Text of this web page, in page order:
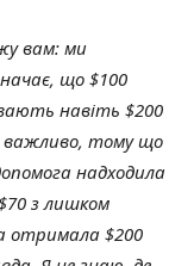
вам: ми
що $100
навіть $200
важливо, тому що
надходила
з лишком
отримала $200